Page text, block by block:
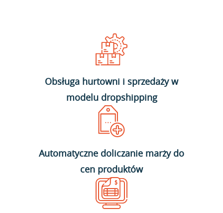
Obsługa hurtowni i sprzedaży w
modelu dropshipping
Automatyczne doliczanie marży do
cen produktów